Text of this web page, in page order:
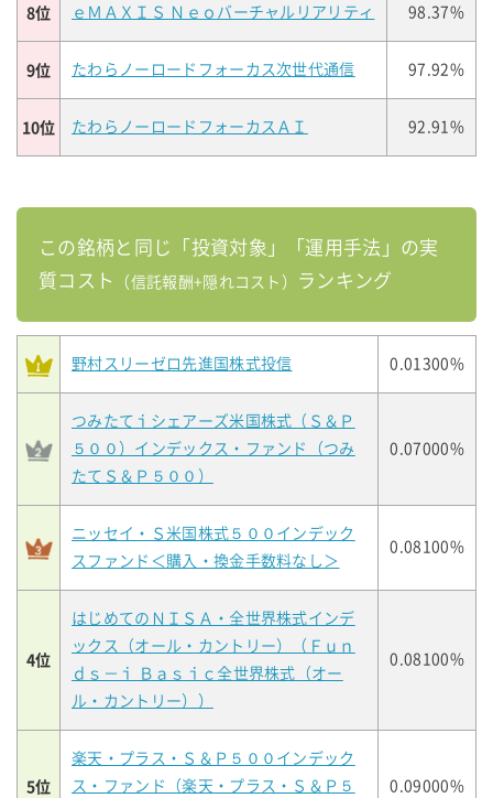
8位 ｅＭＡＸＩＳ Ｎｅｏバーチャルリアリティ 98.37%
9位 たわらノーロードフォーカス次世代通信 97.92%
10位 たわらノーロードフォーカスＡＩ 92.91%
この銘柄と同じ「投資対象」「運用手法」の実
質コスト
（信託報酬+隠れコスト） ランキング
野村スリーゼロ先進国株式投信 0.01300%
つみたてｉシェアーズ米国株式（Ｓ＆Ｐ
５００）インデックス・ファンド（つみ
たてＳ＆Ｐ５００）
0.07000%
ニッセイ・Ｓ米国株式５００インデック
スファンド＜購入・換金手数料なし＞
0.08100%
4位
はじめてのＮＩＳＡ・全世界株式インデ
ックス（オール・カントリー）（Ｆｕｎ
ｄｓ－ｉ Ｂａｓｉｃ全世界株式（オー
ル・カントリー））
0.08100%
5位
楽天・プラス・Ｓ＆Ｐ５００インデック
ス・ファンド（楽天・プラス・Ｓ＆Ｐ５
0.09000%